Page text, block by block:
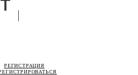
РЕГИСТРАЦИЯ